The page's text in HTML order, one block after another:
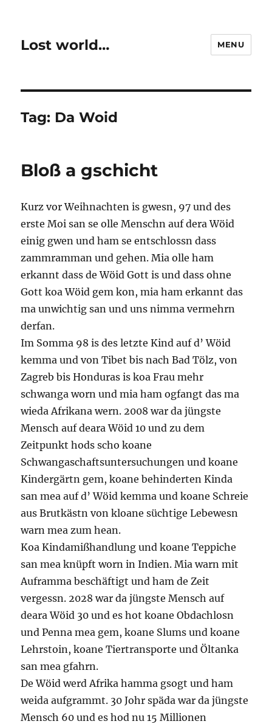
Lost world… MENU
Tag: Da Woid
Bloß a gschicht
Kurz vor Weihnachten is gwesn, 97 und des
erste Moi san se olle Menschn auf dera Wöid
einig gwen und ham se entschlossn dass
zammramman und gehen. Mia olle ham
erkannt dass de Wöid Gott is und dass ohne
Gott koa Wöid gem kon, mia ham erkannt das
ma unwichtig san und uns nimma vermehrn
derfan.
Im Somma 98 is des letzte Kind auf d’ Wöid
kemma und von Tibet bis nach Bad Tölz, von
Zagreb bis Honduras is koa Frau mehr
schwanga worn und mia ham ogfangt das ma
wieda Afrikana wern. 2008 war da jüngste
Mensch auf deara Wöid 10 und zu dem
Zeitpunkt hods scho koane
Schwangaschaftsuntersuchungen und koane
Kindergärtn gem, koane behinderten Kinda
san mea auf d’ Wöid kemma und koane Schreie
aus Brutkästn von kloane süchtige Lebewesn
warn mea zum hean.
Koa Kindamißhandlung und koane Teppiche
san mea knüpft worn in Indien. Mia warn mit
Auframma beschäftigt und ham de Zeit
vergessn. 2028 war da jüngste Mensch auf
deara Wöid 30 und es hot koane Obdachlosn
und Penna mea gem, koane Slums und koane
Lehrstoin, koane Tiertransporte und Öltanka
san mea gfahrn.
De Wöid werd Afrika hamma gsogt und ham
weida aufgrammt. 30 Johr späda war da jüngste
Mensch 60 und es hod nu 15 Millionen